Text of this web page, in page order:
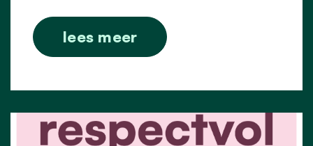
lees meer